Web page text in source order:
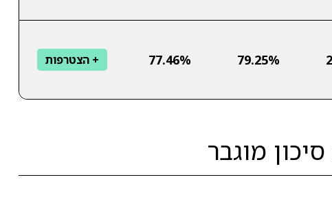
79.25%
77.46% + הצטרפות
מוגבר